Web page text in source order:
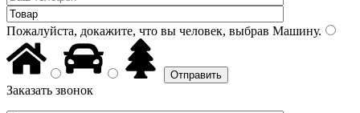
Пожалуйста, докажите, что вы человек, выбрав Машину.
Заказать звонок